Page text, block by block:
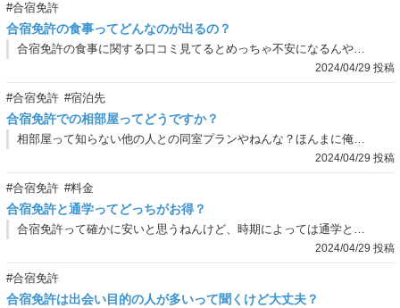
#合宿免許
合宿免許の食事ってどんなのが出るの？
合宿免許の食事に関する口コミ見てるとめっちゃ不安になるんやけど…。どんなのが出るん？食事の満足度が高い合宿免許ってあるの？
2024/04/29 投稿
#合宿免許 #宿泊先
合宿免許での相部屋ってどうですか？
相部屋って知らない他の人との同室プランやねんな？ほんまに俺大丈夫かな…。不安やけど料金が安いから悩んでんねん。どう思う？
2024/04/29 投稿
#合宿免許 #料金
合宿免許と通学ってどっちがお得？
合宿免許って確かに安いと思うねんけど、時期によっては通学と変わらへんしどっちがお得なん？
2024/04/29 投稿
#合宿免許
合宿免許は出会い目的の人が多いって聞くけど大丈夫？